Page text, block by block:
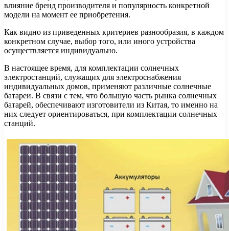
влияние бренд производителя и популярность конкретной
модели на момент ее приобретения.
Как видно из приведенных критериев разнообразия, в каждом
конкретном случае, выбор того, или иного устройства
осуществляется индивидуально.
В настоящее время, для комплектации солнечных
электростанций, служащих для электроснабжения
индивидуальных домов, применяют различные солнечные
батареи. В связи с тем, что большую часть рынка солнечных
батарей, обеспечивают изготовители из Китая, то именно на
них следует ориентироваться, при комплектации солнечных
станций.